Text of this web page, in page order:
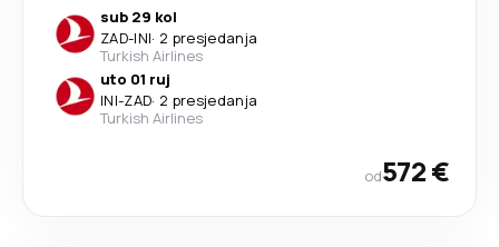
sub 29 kol
ZAD-INI· 2 presjedanja
Turkish Airlines
uto 01 ruj
INI-ZAD· 2 presjedanja
Turkish Airlines
od572 €